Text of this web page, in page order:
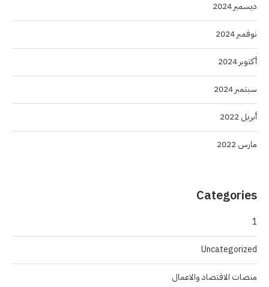
ديسمبر 2024
نوفمبر 2024
أكتوبر 2024
سبتمبر 2024
أبريل 2022
مارس 2022
Categories
1
Uncategorized
منصات الاقتصاد والاعمال